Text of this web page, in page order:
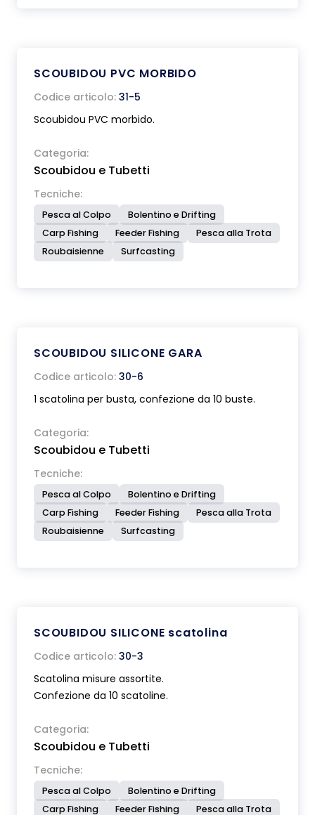
SCOUBIDOU PVC MORBIDO
Codice articolo: 31-5
Scoubidou PVC morbido.
Categoria:
Scoubidou e Tubetti
Tecniche:
Pesca al Colpo
Bolentino e Drifting
Carp Fishing
Feeder Fishing
Pesca alla Trota
Roubaisienne
Surfcasting
SCOUBIDOU SILICONE GARA
Codice articolo: 30-6
1 scatolina per busta, confezione da 10 buste.
Categoria:
Scoubidou e Tubetti
Tecniche:
Pesca al Colpo
Bolentino e Drifting
Carp Fishing
Feeder Fishing
Pesca alla Trota
Roubaisienne
Surfcasting
SCOUBIDOU SILICONE scatolina
Codice articolo: 30-3
Scatolina misure assortite.
Confezione da 10 scatoline.
Categoria:
Scoubidou e Tubetti
Tecniche:
Pesca al Colpo
Bolentino e Drifting
Carp Fishing
Feeder Fishing Pesca alla Trota